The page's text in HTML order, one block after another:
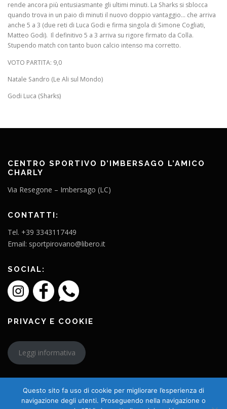
rende ancora più entusiasmante gli ultimi minuti. La Sharks si sblocca
quando trova in un paio di minuti il nuovo doppio vantaggio… che arriva
anche 5 a 3 (due reti di Luca Godi e firma singola di Simone Cogliati,
Matteo Godi). Il definitivo 5 a 3 arriva su rigore firmato da Colla.
Stupendo match con tanto buon calcio intenso ma corretto.
VOTO PARTITA: 9,0
Natale Sandro (Le Ali sul Mondo)
Godi Luca (Sharks)
CENTRO SPORTIVO D’IMBERSAGO L’AMICO
CHARLY
Via Resegone – Imbersago (LC)
CONTATTI:
Tel. +39 3343117449
Email: sportpirovano@libero.it
SOCIAL:
PRIVACY E COOKIE
Leggi informativa
Questo sito fa uso di cookie per migliorare l’esperienza di
navigazione degli utenti. Proseguendo nella navigazione o